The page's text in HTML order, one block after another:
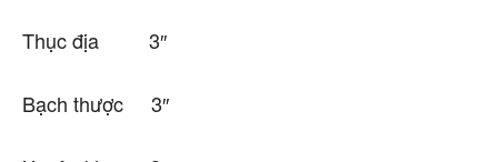
Thục địa 3″
Bạch thược 3″